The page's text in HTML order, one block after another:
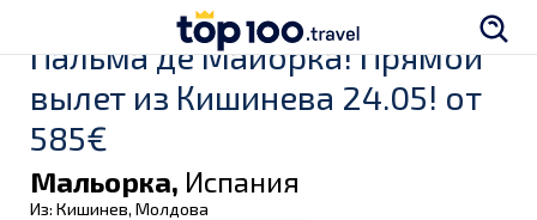
Пальма де Майорка! Прямой
вылет из Кишинева 24.05! от
585€
Мальорка, Испания
Из: Кишинев, Молдова